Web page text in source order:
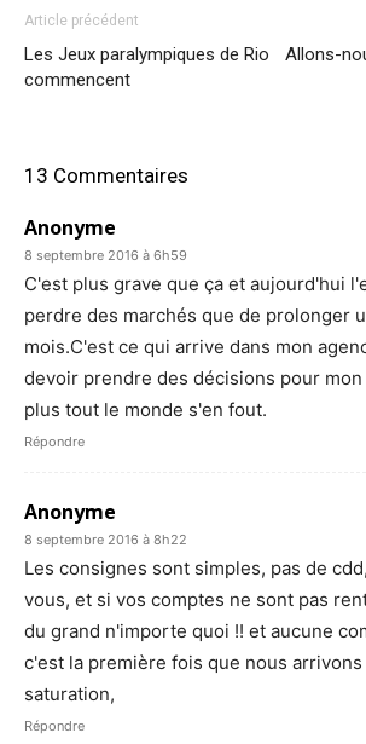
Article précédent
Les Jeux paralympiques de Rio
commencent
Allons-
13 Commentaires
Anonyme
8 septembre 2016 à 6h59
C'est plus grave que ça et aujourd'hui
perdre des marchés que de prolonger
mois.C'est ce qui arrive dans mon
devoir prendre des décisions pour mon
plus tout le monde s'en fout.
Répondre
Anonyme
8 septembre 2016 à 8h22
Les consignes sont simples, pas de
vous, et si vos comptes ne sont pas
du grand n'importe quoi !! et aucune
c'est la première fois que nous arrivons
saturation,
Répondre